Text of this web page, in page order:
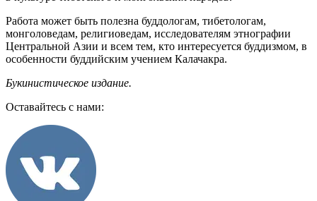
Работа может быть полезна буддологам, тибетологам,
монголоведам, религиоведам, исследователям этнографии
Центральной Азии и всем тем, кто интересуется буддизмом, в
особенности буддийским учением Калачакра.
Букинистическое издание.
Оставайтесь с нами: